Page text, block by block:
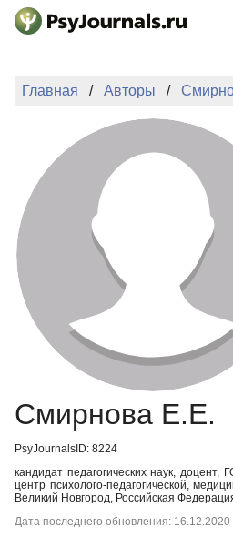
Перейти к основному содержанию
АВТОРЫ
ПОДАТЬ
БАЗА
КЛЮЧЕВЫЕ
Регистрация
Главная Авторы
Смирнова Е.Е.
PsyJournalsID: 8224
кандидат педагогических наук, доцент,
центр психолого-педагогической,
Великий Новгород, Российская
Дата последнего обновления: 16.12.2020